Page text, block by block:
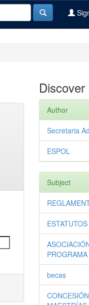
Discover
Author
Secretaria
ESPOL
Subject
ESTATUTOS
becas